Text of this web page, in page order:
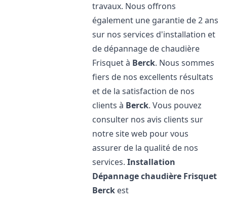
travaux. Nous offrons
également une garantie de 2 ans
sur nos services d'installation et
de dépannage de chaudière
Frisquet à Berck. Nous sommes
fiers de nos excellents résultats
et de la satisfaction de nos
clients à Berck. Vous pouvez
consulter nos avis clients sur
notre site web pour vous
assurer de la qualité de nos
services.Installation
Dépannage chaudière Frisquet
Berck est